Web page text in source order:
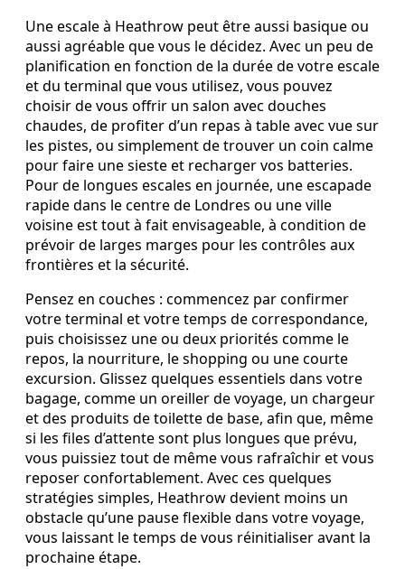
Une escale à Heathrow peut être aussi basique ou
aussi agréable que vous le décidez. Avec un peu de
planification en fonction de la durée de votre escale
et du terminal que vous utilisez, vous pouvez
choisir de vous offrir un salon avec douches
chaudes, de profiter d’un repas à table avec vue sur
les pistes, ou simplement de trouver un coin calme
pour faire une sieste et recharger vos batteries.
Pour de longues escales en journée, une escapade
rapide dans le centre de Londres ou une ville
voisine est tout à fait envisageable, à condition de
prévoir de larges marges pour les contrôles aux
frontières et la sécurité.
Pensez en couches : commencez par confirmer
votre terminal et votre temps de correspondance,
puis choisissez une ou deux priorités comme le
repos, la nourriture, le shopping ou une courte
excursion. Glissez quelques essentiels dans votre
bagage, comme un oreiller de voyage, un chargeur
et des produits de toilette de base, afin que, même
si les files d’attente sont plus longues que prévu,
vous puissiez tout de même vous rafraîchir et vous
reposer confortablement. Avec ces quelques
stratégies simples, Heathrow devient moins un
obstacle qu’une pause flexible dans votre voyage,
vous laissant le temps de vous réinitialiser avant la
prochaine étape.